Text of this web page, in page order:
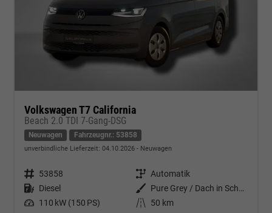
Volkswagen T7 California
Beach 2.0 TDI 7-Gang-DSG
Neuwagen Fahrzeugnr.: 53858
unverbindliche Lieferzeit: 04.10.2026 Neuwagen
Fahrzeugnr. 53858 Getriebe Automatik
Kraftstoff Diesel Außenfarbe
Pure Grey / Dach in Schwarz
Leistung 110 kW (150 PS) Kilometerstand 50 km